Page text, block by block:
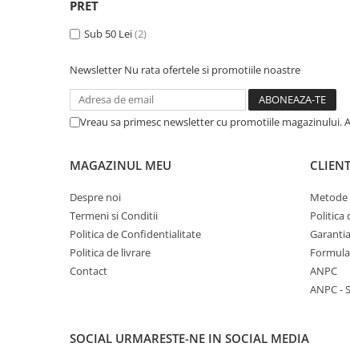
MedConnect
Medicina Pentru Toti
SealfHealing
Starea de bine
Beletristica
Biografii, Memorii, Jurnale
Carti erotice
Crime, Thriller, Mistery
PRET
Sub 50 Lei(2)
Newsletter Nu rata ofertele si promotiile noastre
Vreau sa primesc newsletter cu promotiile magazinului.
MAGAZINUL MEU
Despre noi
Termeni si Conditii
Politica de Confidentialitate
Politica de livrare
Contact
Metode
Politica
ANPC
ANPC -
SOCIAL URMARESTE-NE IN SOCIAL MEDIA